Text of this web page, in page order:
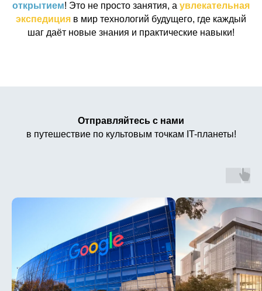
открытием! Это не просто занятия, а увлекательная
экспедиция в мир технологий будущего, где каждый
шаг даёт новые знания и практические навыки!
Отправляйтесь с нами
в путешествие по культовым точкам IT-планеты!